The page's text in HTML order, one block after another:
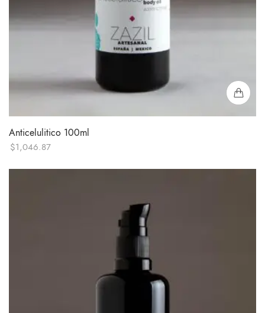
Anticelulitico 100ml
$1,046.87